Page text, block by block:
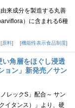
来成分を製造する丸善
）に含まれる6種
原料 機能性表示食品制度
い角層をほぐし浸透
ョン」新発売／サン
レックS」配合～ サン
イタンス）」より、硬